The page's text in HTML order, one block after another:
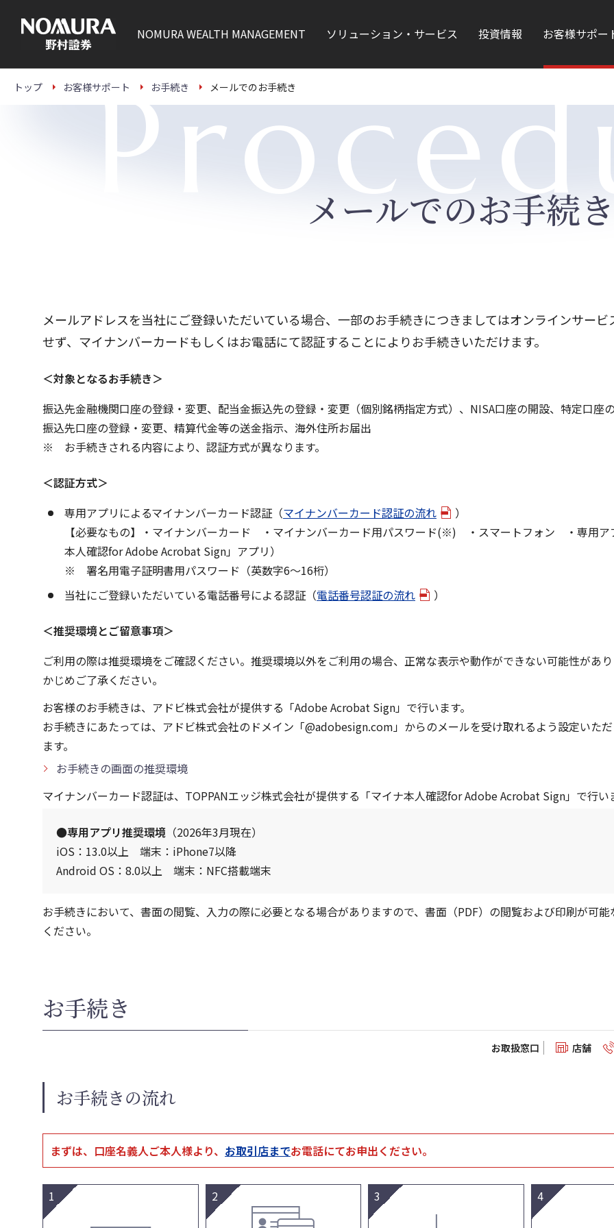
本
NOMURAWEALTH MANAGEMENT ソリューション・サービス 投資情報 お客様サポー
トップ お客様サポート お手続き メールでのお手続き
メールでのお手続き
メールアドレスを当社にご登録いただいている場合、一部のお手続きにつきましてはオンラインサービ
せず、マイナンバーカードもしくはお電話にて認証することによりお手続きいただけます。
＜対象となるお手続き＞
振込先金融機関口座の登録・変更、配当金振込先の登録・変更（個別銘柄指定方式）、NISA口座の開設、特定口座
振込先口座の登録・変更、精算代金等の送金指示、海外住所お届出
お手続きされる内容により、認証方式が異なります。
＜認証方式＞
専用アプリによるマイナンバーカード認証（マイナンバーカード認証の流れ
）
【必要なもの】・マイナンバーカード ・マイナンバーカード用パスワード(※) ・スマートフォン ・専用ア
本人確認for Adobe Acrobat Sign」アプリ）
署名用電子証明書用パスワード（英数字6～16桁）
当社にご登録いただいている電話番号による認証（電話番号認証の流れ ）
＜推奨環境とご留意事項＞
ご利用の際は推奨環境をご確認ください。推奨環境以外をご利用の場合、正常な表示や動作ができない可能性があ
かじめご了承ください。
お客様のお手続きは、アドビ株式会社が提供する「Adobe Acrobat Sign」で行います。
お手続きにあたっては、アドビ株式会社のドメイン「@adobesign.com」からのメールを受け取れるよう設定いた
ます。
お手続きの画面の推奨環境
マイナンバーカード認証は、TOPPANエッジ株式会社が提供する「マイナ本人確認for Adobe Acrobat Sign」で行い
●専用アプリ推奨環境 （2026年3月現在）
iOS：13.0以上 端末：iPhone7以降
Android OS：8.0以上 端末：NFC搭載端末
お手続きにおいて、書面の閲覧、入力の際に必要となる場合がありますので、書面（PDF）の閲覧および印刷が可
ください。
お手続き
お取扱窓口 店舗
お手続きの流れ
まずは、口座名義人ご本人様より、 お取引店までお電話にてお申出ください。